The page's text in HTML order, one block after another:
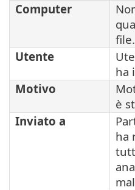
Computer
file.
Utente
ha
Motivo
è
Inviato a
ha